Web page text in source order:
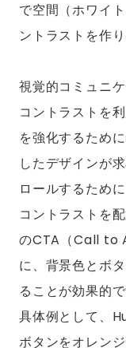
で空間（ホワイ
ントラストを作
視覚的コミュニ
コントラストを
を強化するため
したデザインが
ロールするため
コントラストを
のCTA（Call to
に、背景色とボ
ることが効果的で
具体例として、
ボタンをオレン